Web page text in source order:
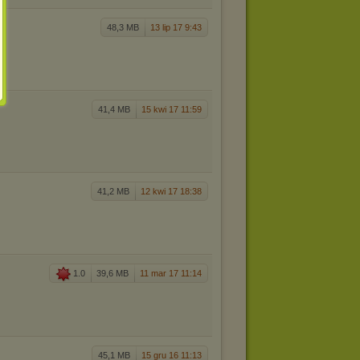
48,3 MB 13 lip 17 9:43
41,4 MB 15 kwi 17 11:59
41,2 MB 12 kwi 17 18:38
1.0 39,6 MB 11 mar 17 11:14
45,1 MB 15 gru 16 11:13